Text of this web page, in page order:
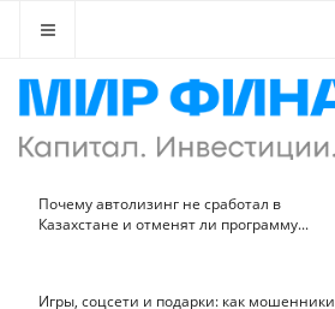
Почему автолизинг не сработал в
Казахстане и отменят ли программу...
Игры, соцсети и подарки: как мошенники